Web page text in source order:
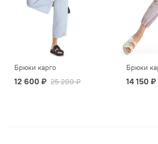
Брюки карго
12 600 ₽ 25 200 ₽
Брюки
14 150 ₽